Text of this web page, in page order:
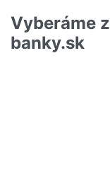
Vyberáme z
banky.sk